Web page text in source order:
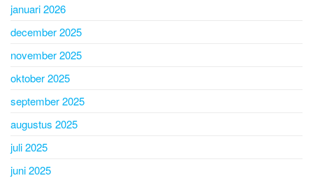
januari 2026
december 2025
november 2025
oktober 2025
september 2025
augustus 2025
juli 2025
juni 2025